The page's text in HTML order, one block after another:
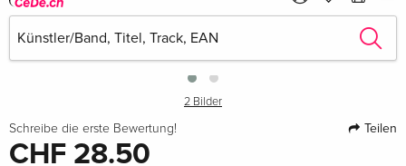
2 Bilder
Schreibe die erste Bewertung! Teilen
CHF 28.50